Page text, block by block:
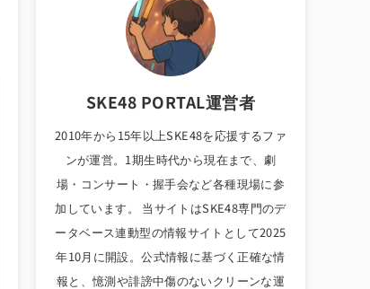
SKE48 PORTAL運営者
2010年から15年以上SKE48を応援するファ
ンが運営。1期生時代から現在まで、劇
場・コンサート・握手会など各種現場に参
加しています。 当サイトはSKE48専門のデ
ータベース連動型の情報サイトとして2025
年10月に開設。公式情報に基づく正確な情
報と、憶測や誹謗中傷のないクリーンな運